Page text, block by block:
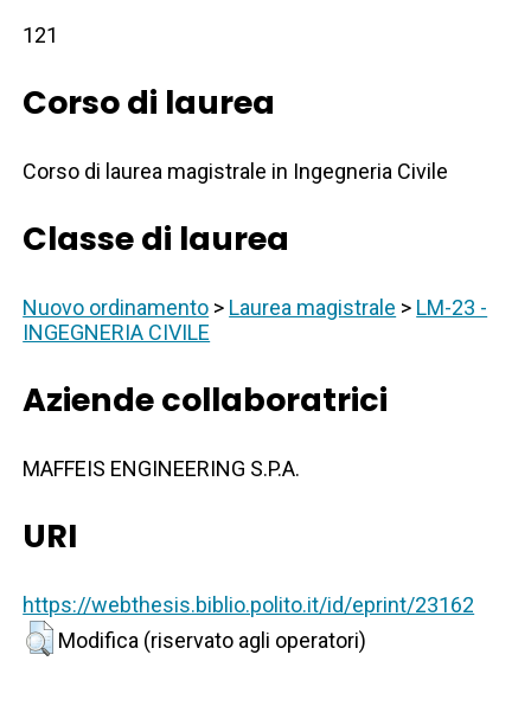
121
Corso di laurea
Corso di laurea magistrale in Ingegneria Civile
Classe di laurea
Nuovo ordinamento > Laurea magistrale > LM-23 -
INGEGNERIA CIVILE
Aziende collaboratrici
MAFFEIS ENGINEERING S.P.A.
URI
https://webthesis.biblio.polito.it/id/eprint/23162
Modifica (riservato agli operatori)